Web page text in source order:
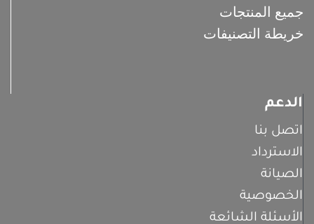
جميع المنتجات
خريطة التصنيفات
الدعم
اتصل بنا
الاسترداد
الصيانة
الخصوصية
الأسئلة الشائعة